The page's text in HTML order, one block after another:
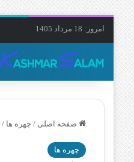
امروز: 18 مرداد 1405
صفحه اصلی / چهره ها /
چهره ها